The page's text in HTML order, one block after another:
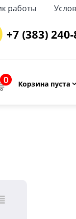
работы
+7 (383)
0 Корзина пуста